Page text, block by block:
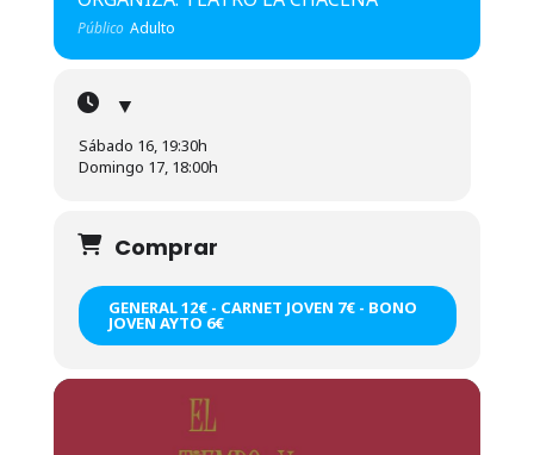
Público Adulto
▼
Sábado 16, 19:30h
Domingo 17, 18:00h
Comprar
GENERAL 12€ - CARNET JOVEN 7€ - BONO
JOVEN AYTO 6€